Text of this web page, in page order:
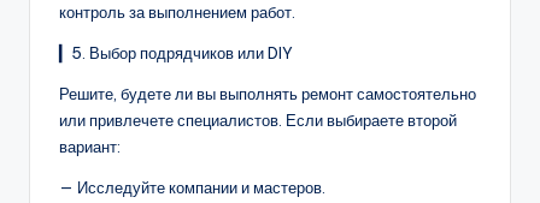
контроль за выполнением работ.
▎5. Выбор подрядчиков или DIY
Решите, будете ли вы выполнять ремонт самостоятельно
или привлечете специалистов. Если выбираете второй
вариант:
— Исследуйте компании и мастеров.